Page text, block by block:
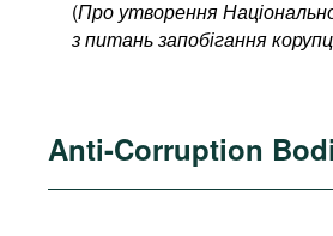
(Про утворення
з питань запобігання
Anti-Corruption